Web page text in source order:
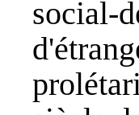
social-